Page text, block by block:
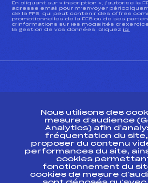
En cliquant sur « inscription », j’autorise la
adresse email pour m’envoyer
de la FFS, qui peut contenir des offres
promotionnelles de la FFS ou de ses
d’informations sur les modalités
la gestion de vos données, cliquez ici
Ressources
Pass’Neige
Projet sportif fédéral
Projet de performance
Nous utilisons des
mesure d’audience
Analytics) afin
fréquentation du site,
proposer du contenu
performances du site,
cookies
fonctionnement du
cookies de mesure